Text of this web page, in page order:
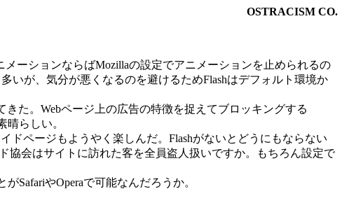
OSTRACISM CO.
ーションならばMozillaの設定でアニメーションを止められるの
いが、気分が悪くなるのを避けるためFlashはデフォルト環境か
きた。Webページ上の広告の特徴を捉えてブロッキングする
晴らしい。
ドページもようやく楽しんだ。Flashがないとどうにもならない
協会はサイトに訪れた客を全員盗人扱いですか。もちろん設定で
SafariやOperaで可能なんだろうか。